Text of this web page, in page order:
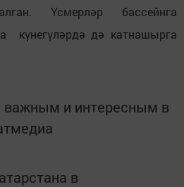
Үсмерләр бассейнга
күнегүләрдә дә катнашырга
и интересным в
в